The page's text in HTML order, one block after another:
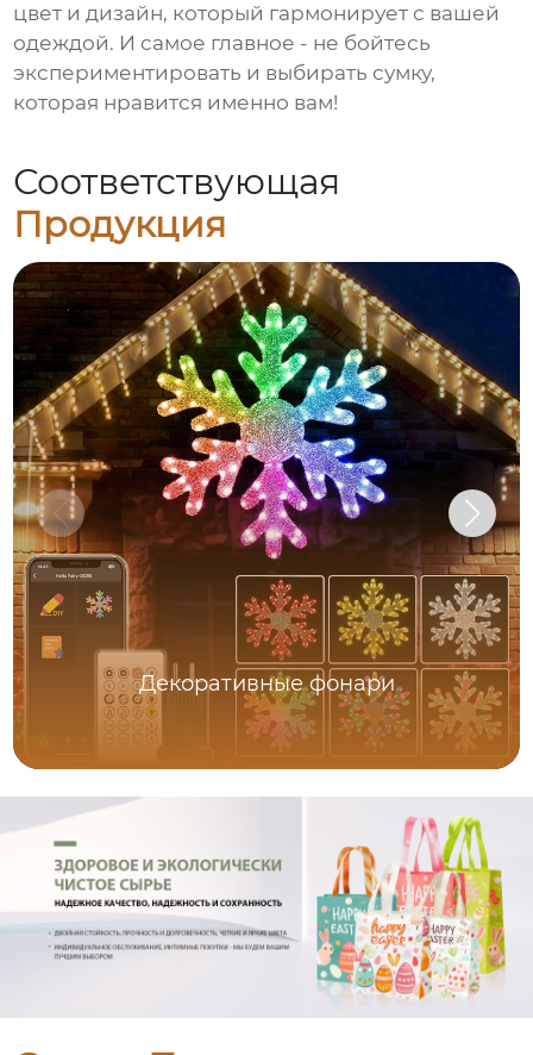
цвет и дизайн, который гармонирует с вашей
одеждой. И самое главное - не бойтесь
экспериментировать и выбирать сумку,
которая нравится именно вам!
Соответствующая
Продукция
Декоративные фонари